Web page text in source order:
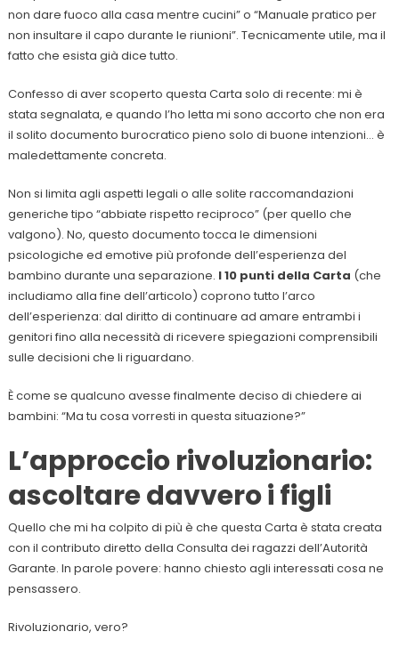
non dare fuoco alla casa mentre cucini” o “Manuale pratico per
non insultare il capo durante le riunioni”. Tecnicamente utile, ma il
fatto che esista già dice tutto.
Confesso di aver scoperto questa Carta solo di recente: mi è
stata segnalata, e quando l’ho letta mi sono accorto che non era
il solito documento burocratico pieno solo di buone intenzioni… è
maledettamente concreta.
Non si limita agli aspetti legali o alle solite raccomandazioni
generiche tipo “abbiate rispetto reciproco” (per quello che
valgono). No, questo documento tocca le dimensioni
psicologiche ed emotive più profonde dell’esperienza del
bambino durante una separazione. I 10 punti della Carta (che
includiamo alla fine dell’articolo) coprono tutto l’arco
dell’esperienza: dal diritto di continuare ad amare entrambi i
genitori fino alla necessità di ricevere spiegazioni comprensibili
sulle decisioni che li riguardano.
È come se qualcuno avesse finalmente deciso di chiedere ai
bambini: “Ma tu cosa vorresti in questa situazione?”
L’approccio rivoluzionario:
ascoltare davvero i figli
Quello che mi ha colpito di più è che questa Carta è stata creata
con il contributo diretto della Consulta dei ragazzi dell’Autorità
Garante. In parole povere: hanno chiesto agli interessati cosa ne
pensassero.
Rivoluzionario, vero?